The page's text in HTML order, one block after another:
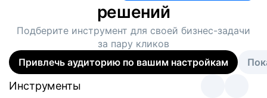
решений
Подберите инструмент для своей бизнес-задачи
за пару кликов
Привлечь аудиторию по вашим настройкам
Инструменты
Инструменты
Инструменты